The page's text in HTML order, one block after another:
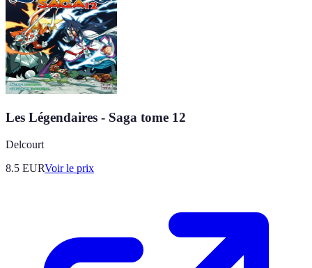
Les Légendaires - Saga tome 12
Delcourt
8.5 EURVoir le prix